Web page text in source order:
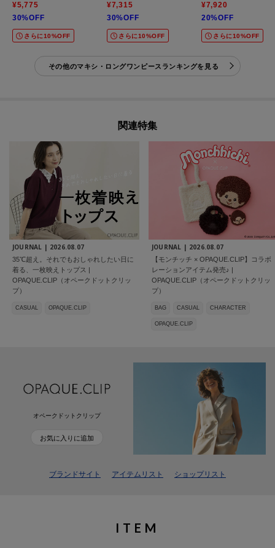
¥5,775
30%OFF
さらに10%OFF
¥7,315
30%OFF
さらに10%OFF
¥7,920
20%OFF
さらに10%OFF
その他のマキシ・ロングワンピースランキングを見る
関連特集
JOURNAL | 2026.08.07
35℃超え。それでもおしゃれしたい日に
着る、一枚映えトップス |
OPAQUE.CLIP（オペークドットクリッ
プ）
CASUAL OPAQUE.CLIP
JOURNAL | 2026.08.07
【モンチッチ × OPAQUE.CLIP】コラボ
レーションアイテム発売♪ |
OPAQUE.CLIP（オペークドットクリッ
プ）
BAG CASUAL CHARACTER
OPAQUE.CLIP
オペークドットクリップ
お気に入りに追加
ブランドサイト アイテムリスト ショップリスト
ITEM